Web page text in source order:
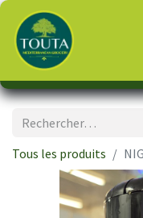
Tous les produits